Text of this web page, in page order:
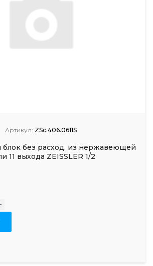
Артикул: ZSc.406.0611S
блок без расход. из нержавеющей
11 выхода ZEISSLER 1/2